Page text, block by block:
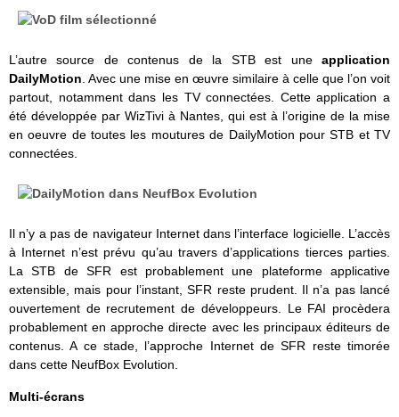
L’autre source de contenus de la STB est une application
DailyMotion. Avec une mise en œuvre similaire à celle que l’on voit
partout, notamment dans les TV connectées. Cette application a
été développée par WizTivi à Nantes, qui est à l’origine de la mise
en oeuvre de toutes les moutures de DailyMotion pour STB et TV
connectées.
Il n’y a pas de navigateur Internet dans l’interface logicielle. L’accès
à Internet n’est prévu qu’au travers d’applications tierces parties.
La STB de SFR est probablement une plateforme applicative
extensible, mais pour l’instant, SFR reste prudent. Il n’a pas lancé
ouvertement de recrutement de développeurs. Le FAI procèdera
probablement en approche directe avec les principaux éditeurs de
contenus. A ce stade, l’approche Internet de SFR reste timorée
dans cette NeufBox Evolution.
Multi-écrans